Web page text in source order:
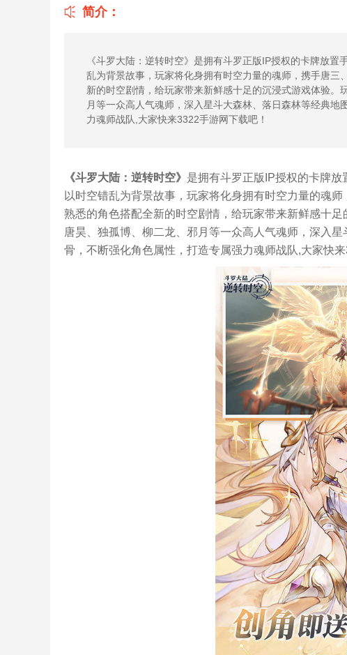
简介：
《斗罗大陆：逆转时空》是拥有斗罗正版IP授权的卡牌放
乱为背景故事，玩家将化身拥有时空力量的魂师，携手唐
新的时空剧情，给玩家带来新鲜感十足的沉浸式游戏体验
月等一众高人气魂师，深入星斗大森林、落日森林等经典
力魂师战队,大家快来3322手游网下载吧！
《斗罗大陆：逆转时空》 是拥有斗罗正版IP授权的卡牌
以时空错乱为背景故事，玩家将化身拥有时空力量的魂
熟悉的角色搭配全新的时空剧情，给玩家带来新鲜感十
唐昊、独孤博、柳二龙、邪月等一众高人气魂师，深入
骨，不断强化角色属性，打造专属强力魂师战队,大家快来